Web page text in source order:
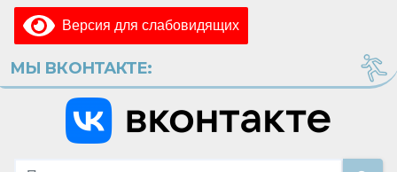
Версия для слабовидящих
МЫ ВКОНТАКТЕ: